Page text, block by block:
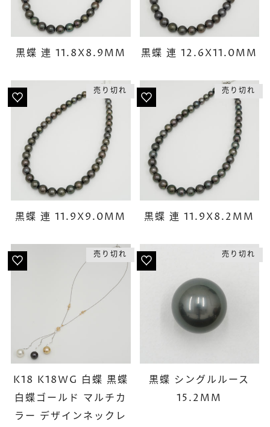
黒蝶 連 11.8X8.9MM 黒蝶 連 12.6X11.0MM
売り切れ
黒蝶 連 11.9X9.0MM
売り切れ
黒蝶 連 11.9X8.2MM
売り切れ
K18 K18WG 白蝶 黒蝶
白蝶ゴールド マルチカ
ラー デザインネックレ
売り切れ
黒蝶 シングルルース
15.2MM